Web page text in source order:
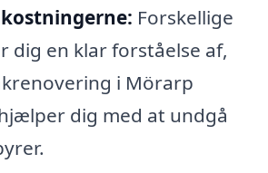
Forskellige
dig en klar forståelse af,
i Mörarp
dig med at undgå